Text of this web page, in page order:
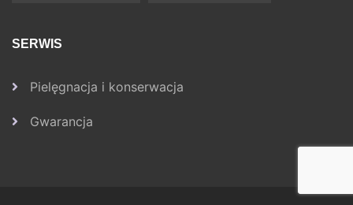
SERWIS
Pielęgnacja i konserwacja
Gwarancja